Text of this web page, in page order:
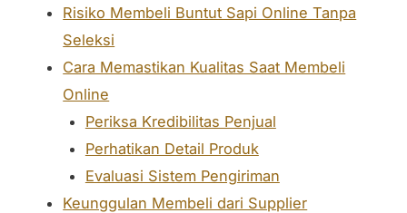
Risiko Membeli Buntut Sapi Online Tanpa
Seleksi
Cara Memastikan Kualitas Saat Membeli
Online
Periksa Kredibilitas Penjual
Perhatikan Detail Produk
Evaluasi Sistem Pengiriman
Keunggulan Membeli dari Supplier